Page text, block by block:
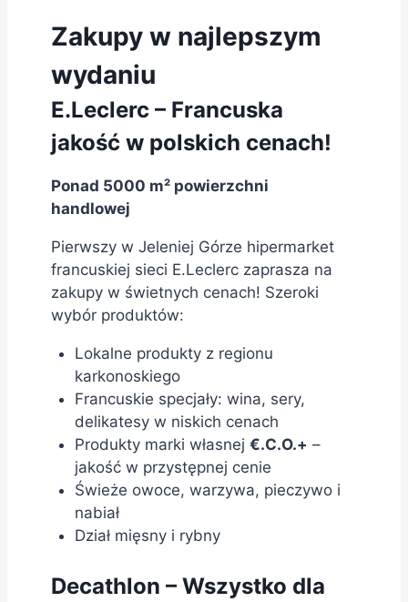
Zakupy w najlepszym
wydaniu
E.Leclerc – Francuska
jakość w polskich cenach!
Ponad 5000 m² powierzchni
handlowej
Pierwszy w Jeleniej Górze hipermarket
francuskiej sieci E.Leclerc zaprasza na
zakupy w świetnych cenach! Szeroki
wybór produktów:
Lokalne produkty z regionu
karkonoskiego
Francuskie specjały: wina, sery,
delikatesy w niskich cenach
Produkty marki własnej €.C.O.+ –
jakość w przystępnej cenie
Świeże owoce, warzywa, pieczywo i
nabiał
Dział mięsny i rybny
Decathlon – Wszystko dla